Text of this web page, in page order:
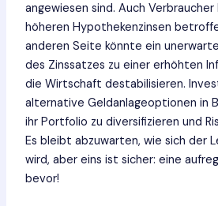
angewiesen sind. Auch
höheren Hypothekenzinsen
anderen Seite könnte ein
des Zinssatzes zu einer erhöhten
die Wirtschaft destabilisieren.
alternative Geldanlageoptionen in
ihr Portfolio zu diversifizieren und
Es bleibt abzuwarten, wie sich der
wird, aber eins ist sicher: eine
bevor!